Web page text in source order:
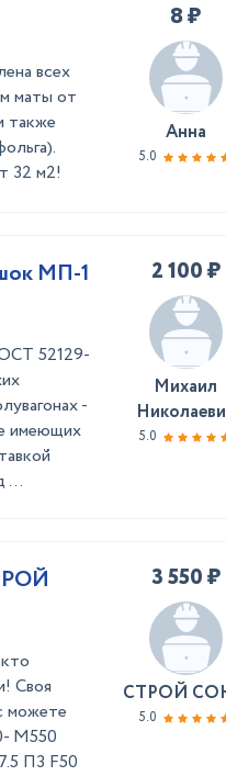
всех
маты от
также
32 м2!
8 ₽
Анна
5.0
МП-1
52129-
-
имеющих
...
2 100 ₽
Михаил
5.0
Своя
можете
М550
П3 F50
3 550 ₽
СТРОЙ
5.0